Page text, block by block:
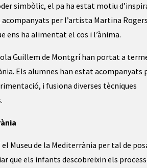
simbòlic, el pa ha estat motiu
per l’artista Martina Rogers
ens ha alimentat el cos i l’ànima.
Guillem de Montgrí han portat a
Els alumnes han estat acompanyats
i fusiona diverses tècniques
Museu de la Mediterrània per tal de
que els infants descobreixin els